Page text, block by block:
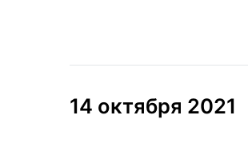
14 октября 2021